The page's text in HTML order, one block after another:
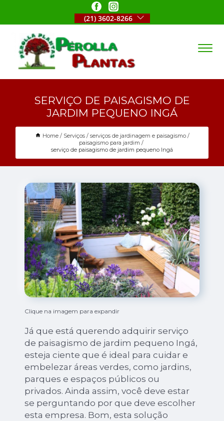
(21) 3602-8266
SERVIÇO DE PAISAGISMO DE
JARDIM PEQUENO INGÁ
Home Serviços
serviços de jardinagem e paisagismo
paisagismo para jardim
serviço de paisagismo de jardim pequeno Ingá
Clique na imagem para expandir
Já que está querendo adquirir serviço
de paisagismo de jardim pequeno Ingá,
esteja ciente que é ideal para cuidar e
embelezar áreas verdes, como jardins,
parques e espaços públicos ou
privados. Ainda assim, você deve estar
se perguntando por que deve escolher
esta empresa. Bom, esta solução